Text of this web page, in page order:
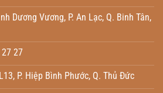
Dương Vương, P. An Lạc, Q. Binh Tân,
27
P. Hiệp Bình Phước, Q. Thủ Đức